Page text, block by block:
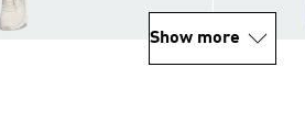
Show more